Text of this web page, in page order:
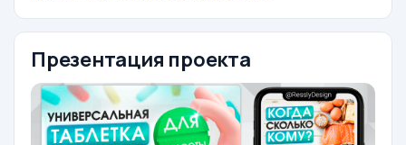
Презентация проекта